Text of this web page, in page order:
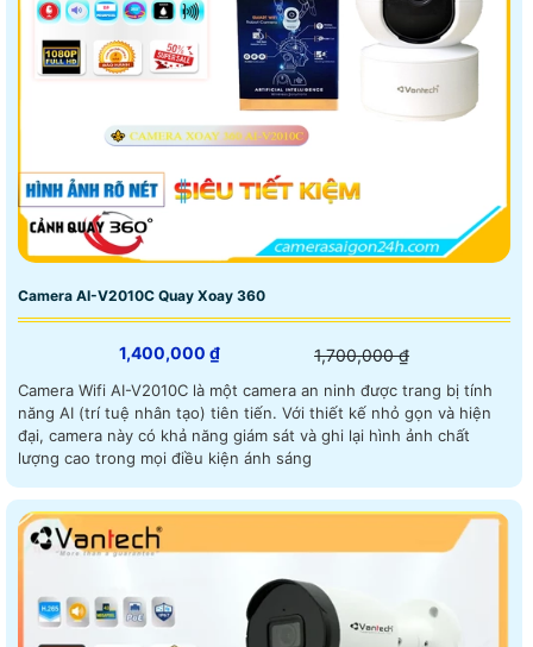
Camera AI-V2010C Quay Xoay 360
1,400,000 ₫ 1,700,000 ₫
Camera Wifi AI-V2010C là một camera an ninh được trang bị tính
năng AI (trí tuệ nhân tạo) tiên tiến. Với thiết kế nhỏ gọn và hiện
đại, camera này có khả năng giám sát và ghi lại hình ảnh chất
lượng cao trong mọi điều kiện ánh sáng